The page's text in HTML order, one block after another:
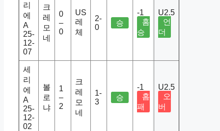
리
에
A
25-
12-
07
크
레
모
네
0
–
0
US
레
체
2-
0
승
-1
홈
승
U2.5
언
더
세
리
에
A
25-
12-
02
볼
로
냐
1
–
2
크
레
모
네
1-
3
승
-1
홈
패
U2.5
오
버